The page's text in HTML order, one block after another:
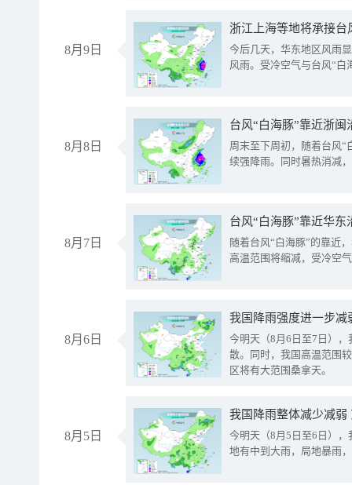
8月9日
浙江上海等地将承接台
今后几天，华东地区风雨
风雨。受冷空气与台风“白
8月8日
台风“白海豚”靠近浙
周末至下周初，随着台风“
续强降雨。同时暑热消减
8月7日
台风“白海豚”靠近华
随着台风“白海豚”的靠近
高温范围将缩减，受冷空
8月6日
今明天（8月6日至7日）
散。同时，我国高温范围
区将有大范围桑拿天。
8月5日
我国降雨整体减少减弱
今明天（8月5日至6日）
地有中到大雨，局地暴雨